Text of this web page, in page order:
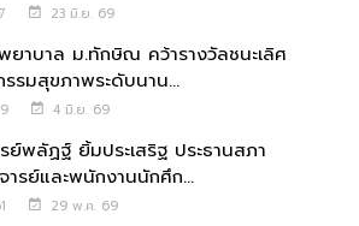
23 มิ.ย. 69
ยาบาล ม.ทักษิณ คว้ารางวัลชนะเลิศ
รมสุขภาพระดับนาน...
4 มิ.ย. 69
ย์พลัฏฐ์ ยิ้มประเสริฐ ประธานสภา
รย์และพนักงานนักศึก...
29 พ.ค. 69